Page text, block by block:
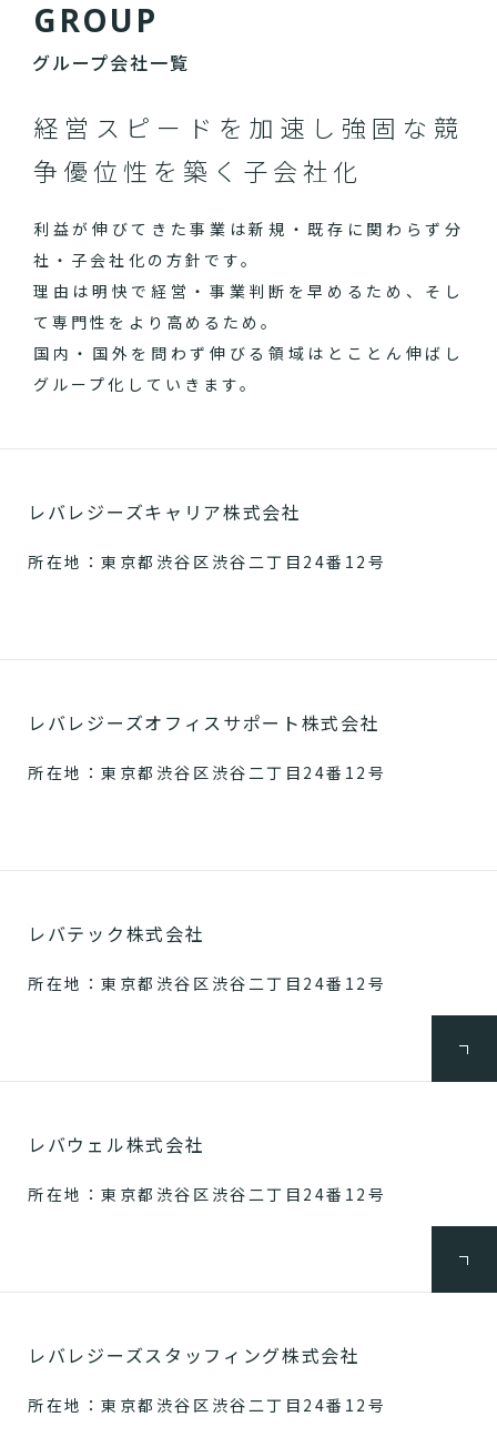
GROUP
グループ会社一覧
経営スピードを加速し 強固な競
争優位性を築く子会社化
利益が伸びてきた事業は新規・既存に関わらず分
社・子会社化の方針です。
理由は明快で経営・事業判断を早めるため、そし
て専門性をより高めるため。
国内・国外を問わず伸びる領域はとことん伸ばし
グループ化していきます。
レバレジーズキャリア株式会社
所在地：東京都渋谷区渋谷二丁目24番12号
レバレジーズオフィスサポート株式会社
所在地：東京都渋谷区渋谷二丁目24番12号
レバテック株式会社
所在地：東京都渋谷区渋谷二丁目24番12号
レバウェル株式会社
所在地：東京都渋谷区渋谷二丁目24番12号
レバレジーズスタッフィング株式会社
所在地：東京都渋谷区渋谷二丁目24番12号